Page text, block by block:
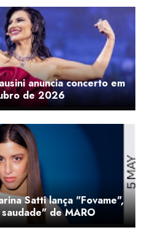
anuncia concerto em
de 2026
Satti lança "Fovame",
de MARO